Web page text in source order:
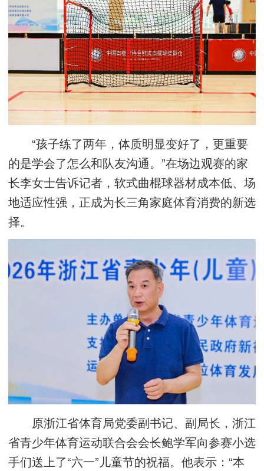
“孩子练了两年，体质明显变好了，更重要
的是学会了怎么和队友沟通。”在场边观赛的家
长李女士告诉记者，软式曲棍球器材成本低、场
地适应性强，正成为长三角家庭体育消费的新选
择。
原浙江省体育局党委副书记、副局长，浙江
省青少年体育运动联合会会长鲍学军向参赛小选
手们送上了“六一”儿童节的祝福。他表示：“本